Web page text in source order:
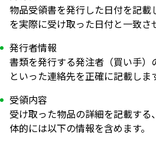
物品受領書を発行した日付を記載
を実際に受け取った日付と一致さ
発行者情報
書類を発行する発注者（買い手
といった連絡先を正確に記載しま
受領内容
受け取った物品の詳細を記載する
体的には以下の情報を含めます。